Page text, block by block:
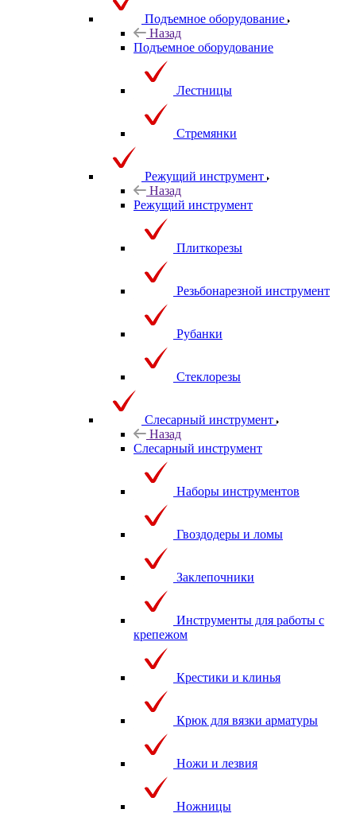
Подъемное оборудование
Назад
Подъемное оборудование
Лестницы
Стремянки
Режущий инструмент
Назад
Режущий инструмент
Плиткорезы
Резьбонарезной инструмент
Рубанки
Стеклорезы
Слесарный инструмент
Назад
Слесарный инструмент
Наборы инструментов
Гвоздодеры и ломы
Заклепочники
Инструменты для работы с
крепежом
Крестики и клинья
Крюк для вязки арматуры
Ножи и лезвия
Ножницы